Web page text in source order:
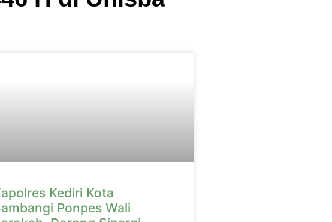
Kediri Kota
Ponpes Wali